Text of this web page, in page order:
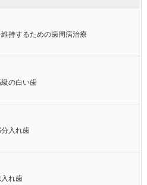
持するための歯周病治療
の白い歯
入れ歯
れ歯